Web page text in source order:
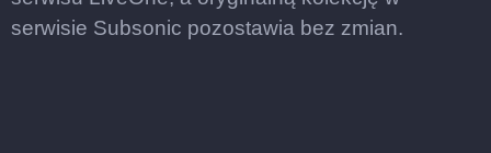
serwisie Subsonic pozostawia bez zmian.